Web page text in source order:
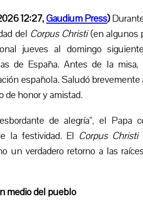
12:27,Gaudium Press)
del Corpus Christi(en algunos
jueves al domingo
de España. Antes de la
española. Saludó brevemente
de honor y amistad.
de alegría”, el Papa
la festividad. El Corpus Christi
un verdadero retorno a las
medio del pueblo